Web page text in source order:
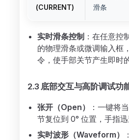
(CURRENT)
滑条
实时滑条控制 ：在任意控
的物理滑条或微调输入框
令，使手部关节产生即时
2.3 底部交互与高阶调试功
张开（Open）
：一键将
节复位到 0° 位置，手指迅
实时波形（Waveform）